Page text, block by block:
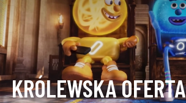
KRÓLEWSKA OFERTA